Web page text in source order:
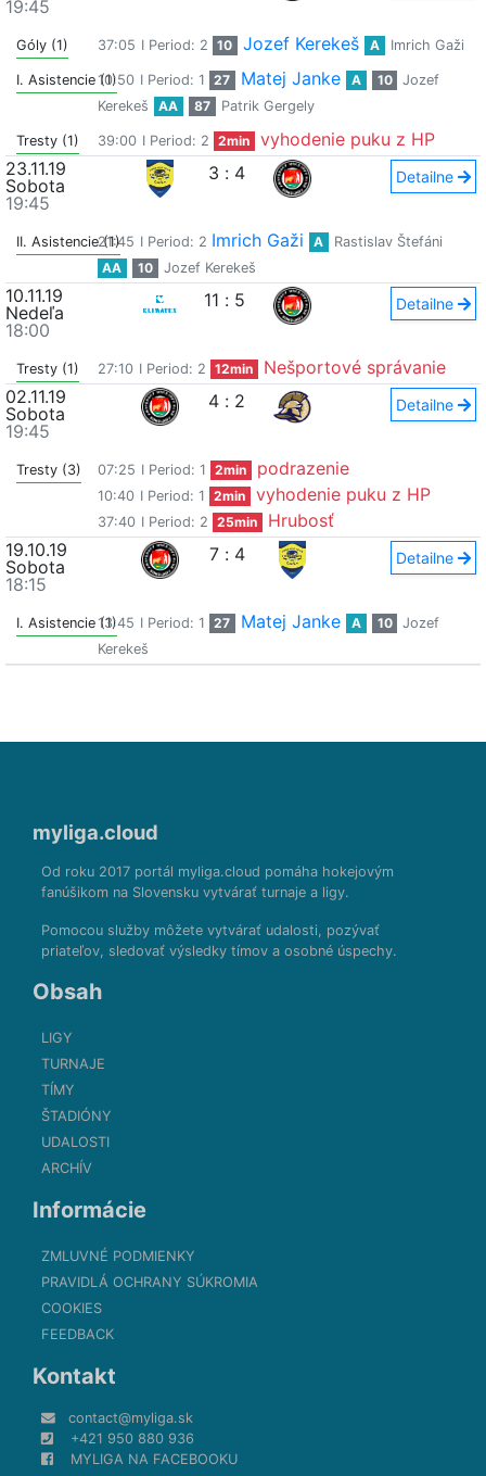
19:45
Góly (1) 37:05 I Period: 2 10 Jozef Kerekeš A Imrich Gaži
I. Asistencie (1)10:50 I Period: 1 27 Matej Janke A 10
Jozef
Kerekeš
AA 87 Patrik Gergely
Tresty (1) 39:00 I Period: 2 2min
vyhodenie puku z HP
23.11.19
Sobota
19:45
3 : 4 Detailne
II. Asistencie (1)
21:45 I Period: 2 Imrich Gaži A
Rastislav Štefáni
AA
10 Jozef Kerekeš
10.11.19
Nedeľa
18:00
11 : 5 Detailne
Tresty (1) 27:10 I Period: 2 12min
Nešportové správanie
02.11.19
Sobota
19:45
4 : 2 Detailne
Tresty (3) 07:25 I Period: 1 2min podrazenie
10:40 I Period: 1 2min vyhodenie puku z HP
37:40 I Period: 2 25min
Hrubosť
19.10.19
Sobota
18:15
7 : 4 Detailne
I. Asistencie (1)13:45 I Period: 1 27 Matej Janke A 10
Jozef
Kerekeš
myliga.cloud
Od roku 2017 portál myliga.cloud pomáha hokejovým
fanúšikom na Slovensku vytvárať turnaje a ligy.
Pomocou služby môžete vytvárať udalosti, pozývať
priateľov, sledovať výsledky tímov a osobné úspechy.
Obsah
LIGY
TURNAJE
TÍMY
ŠTADIÓNY
UDALOSTI
ARCHÍV
Informácie
ZMLUVNÉ PODMIENKY
PRAVIDLÁ OCHRANY SÚKROMIA
COOKIES
FEEDBACK
Kontakt
contact@myliga.sk
+421 950 880 936
MYLIGA NA FACEBOOKU